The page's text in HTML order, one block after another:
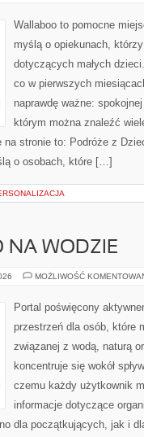
Wallaboo to pomocne
myślą o opiekunach,
dotyczących małych
co w pierwszych
naprawdę ważne:
którym można znaleźć
na stronie to: Podróże z
o osobach, które […]
NA WODZIE
MOŻLIWOŚĆ
Portal poświęcony
przestrzeń dla osób, które
związanej z wodą, naturą
koncentruje się wokół
czemu każdy użytkownik
informacje dotyczące
dla początkujących, jak i